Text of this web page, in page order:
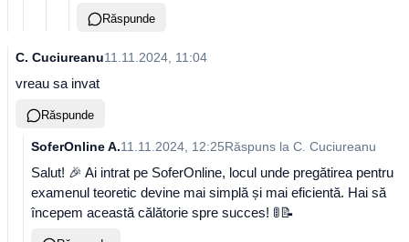
Răspunde
C. Cuciureanu11.11.2024, 11:04
vreau sa invat
Răspunde
SoferOnline A.11.11.2024, 12:25Răspuns la C. Cuciureanu
Salut! 🎉 Ai intrat pe SoferOnline, locul unde pregătirea pentru
examenul teoretic devine mai simplă și mai eficientă. Hai să
începem această călătorie spre succes! 🚦📝